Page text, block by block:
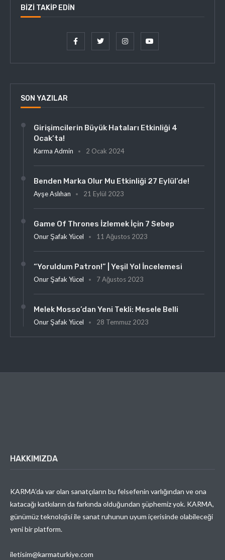
BIZI TAKIP EDIN
SON YAZILAR
Girişimcilerin Büyük Hataları Etkinliği 4
Ocak’ta!
Karma Admin 2 Ocak 2024
Benden Marka Olur Mu Etkinliği 27 Eylül’de!
Ayşe Aslıhan 21 Eylül 2023
Game Of Thrones İzlemek İçin 7 Sebep
Onur Şafak Yücel 11 Ağustos 2023
“Yoruldum Patron!” | Yeşil Yol İncelemesi
Onur Şafak Yücel 7 Ağustos 2023
Melek Mosso’dan Yeni Tekli: Mesele Belli
Onur Şafak Yücel 28 Temmuz 2023
HAKKIMIZDA
KARMA’da var olan sanatçıların bu felsefenin varlığından ve ona
katacağı katkıların da farkında olduğundan şüphemiz yok. KARMA,
günümüz teknolojisi ile sanat ruhunun uyum içerisinde olabileceği
yeni bir platform.
iletisim@karmaturkiye.com